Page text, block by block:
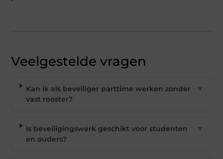
Veelgestelde vragen
Kan ik als beveiliger parttime werken zonder
vast rooster?
▼
Is beveiligingswerk geschikt voor studenten
en ouders?
▼